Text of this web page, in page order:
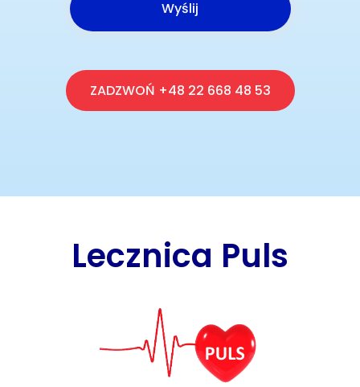
ZADZWOŃ +48 22 668 48 53
Lecznica Puls